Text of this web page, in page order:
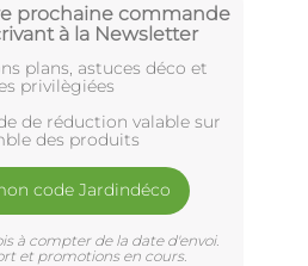
prochaine commande
à la Newsletter
plans, astuces déco et
privilègiées
de réduction valable sur
des produits
code Jardindéco
à compter de la date d'envoi.
et promotions en cours.